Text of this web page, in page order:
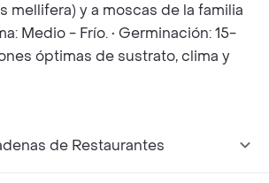
mellifera) y a moscas de la familia
Medio - Frío. • Germinación: 15-
óptimas de sustrato, clima y
de Restaurantes